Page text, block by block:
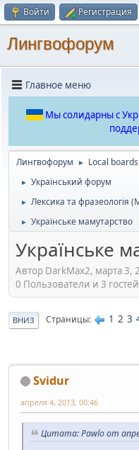
Войти Регистрация
Лингвофорум
Главное меню
Мы солидарны с
Лингвофорум ► Local
► Український форум
► Лексика та фразеологія
► Українське мамутарство
Українське
Автор DarkMax2, марта 3,
0 Пользователи и 3
ВНИЗ Страницы 1 2 3
Svidur
апреля 4, 2013, 00:46
Цитата: Pawlo от